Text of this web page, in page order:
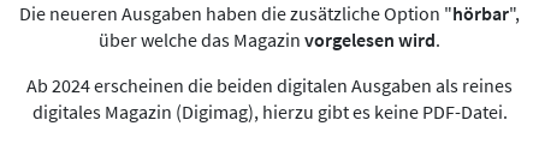
Die neueren Ausgaben haben die zusätzliche Option "hörbar",
über welche das Magazin vorgelesen wird.
Ab 2024 erscheinen die beiden digitalen Ausgaben als reines
digitales Magazin (Digimag), hierzu gibt es keine PDF-Datei.